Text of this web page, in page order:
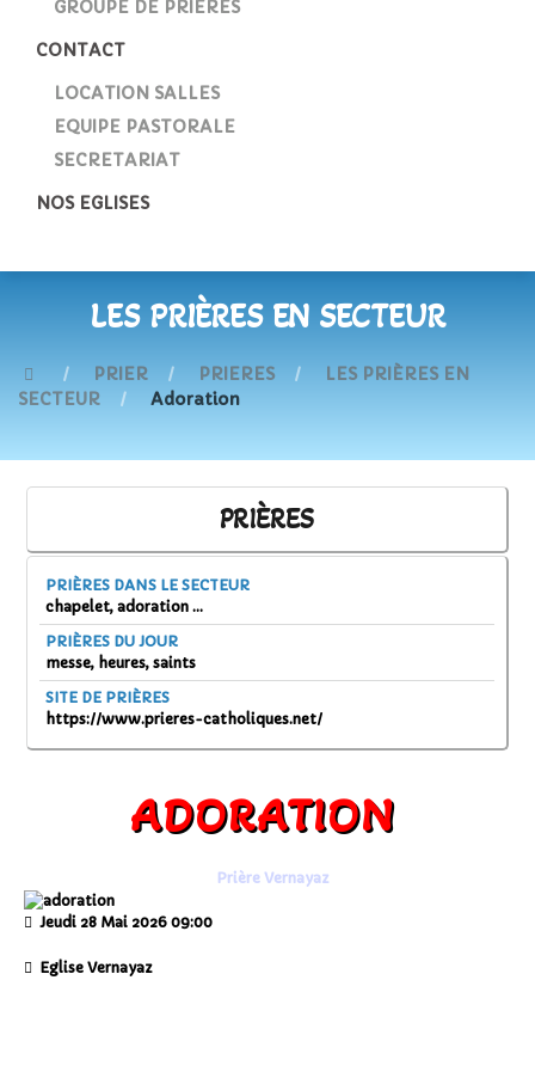
GROUPE DE PRIERES
CONTACT
LOCATION SALLES
EQUIPE PASTORALE
SECRETARIAT
NOS EGLISES
LES PRIÈRES EN SECTEUR
PRIER PRIERES
LES PRIÈRES EN
SECTEUR
Adoration
PRIÈRES
PRIÈRES DANS LE SECTEUR
chapelet, adoration ...
PRIÈRES DU JOUR
messe, heures, saints
SITE DE PRIÈRES
https://www.prieres-catholiques.net/
ADORATION
Prière Vernayaz
Jeudi 28 Mai 2026 09:00
Eglise Vernayaz